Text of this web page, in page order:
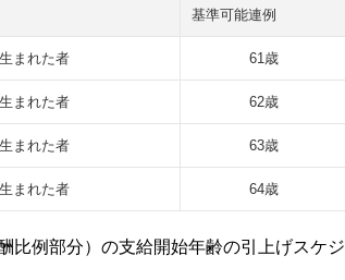
基準可能連例
まれた者 61歳
まれた者 62歳
まれた者 63歳
まれた者 64歳
比例部分）の支給開始年齢の引上げスケジ